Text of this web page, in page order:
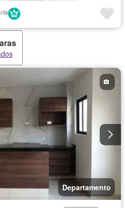
con closet
Departamento